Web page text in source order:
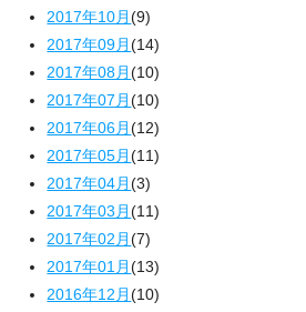
2017年10月(9)
2017年09月(14)
2017年08月(10)
2017年07月(10)
2017年06月(12)
2017年05月(11)
2017年04月(3)
2017年03月(11)
2017年02月(7)
2017年01月(13)
2016年12月(10)